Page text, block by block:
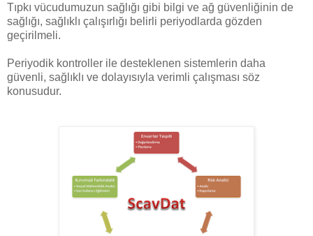
Tıpkı vücudumuzun sağlığı gibi bilgi ve ağ güvenliğinin de
sağlığı, sağlıklı çalışırlığı belirli periyodlarda gözden
geçirilmeli.
Periyodik kontroller ile desteklenen sistemlerin daha
güvenli, sağlıklı ve dolayısıyla verimli çalışması söz
konusudur.